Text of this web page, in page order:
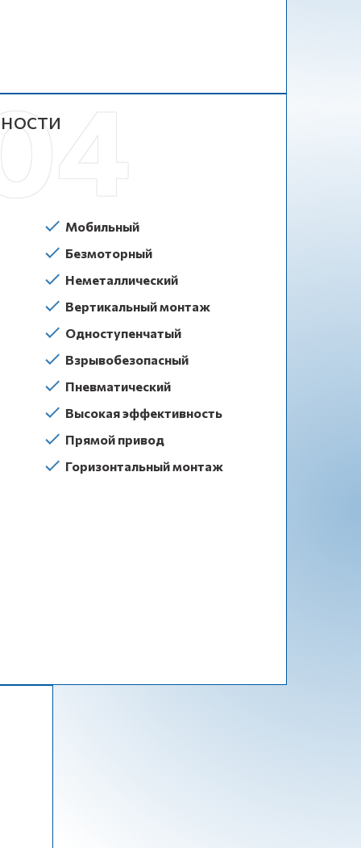
Мобильный
Безмоторный
Неметаллический
Вертикальный монтаж
Одноступенчатый
Взрывобезопасный
Пневматический
Высокая эффективность
Прямой привод
Горизонтальный монтаж